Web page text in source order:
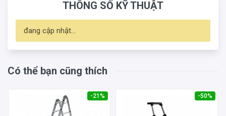
THÔNG SỐ KỸ THUẬT
đang cập nhật...
Có thể bạn cũng thích
-21% -50%